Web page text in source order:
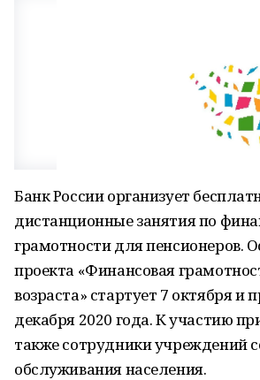
Банк России организует
дистанционные занятия по
грамотности для пенсионеров.
проекта «Финансовая
возраста» стартует 7 октября и
декабря 2020 года. К участию
также сотрудники учреждений
обслуживания населения.